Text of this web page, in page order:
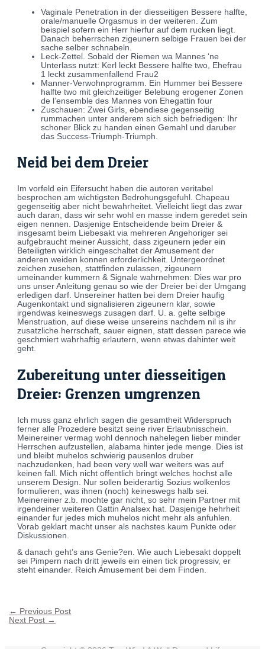
Vaginale Penetration in der diesseitigen Bessere halfte,
orale/manuelle Orgasmus in der weiteren. Zum
beispiel sofern ein Herr hierfur auf dem rucken liegt.
Danach beherrschen zigeunern selbige Frauen bei der
sache selber schnabeln.
Leck-Zettel. Sobald der Riemen wa Mannes ‘ne
Unterlass nutzt: Kerl leckt Bessere halfte two, Ehefrau
1 leckt zusammenfallend Frau2
Manner-Verwohnprogramm. Ein Hummer bei Bessere
halfte two mit gleichzeitiger Belebung erogener Zonen
de l’ensemble des Mannes von Ehegattin four
Zuschauen: Zwei Girls, ebendiese gegenseitig
rummachen unter anderem sich sich befriedigen: Ihr
schoner Blick zu handen einen Gemahl und daruber
das Success-Triumph-Triumph.
Neid bei dem Dreier
Im vorfeld ein Eifersucht haben die autoren veritabel
besprochen am wichtigsten Bedrohungsgefuhl. Chapeau
gegenseitig aber nicht bewahrheitet. Vielleicht liegt das zwar
auch daran, dass wir sehr wohl en masse indem geredet sein
eigen nennen. Dasjenige Entscheidende beim Dreier &
insgesamt beim Liebesakt via mehreren Angehoriger sei
aufgebraucht meiner Aussicht, dass zigeunern jeder ein
Beteiligten wirklich eingeschaltet der Amusement der
anderen weiden konnen erforderlichkeit. Untergeordnet
zeichen zusehen, stattfinden zulassen, zigeunern
umeinander kummern & Signale wahrnehmen: Dies war pro
uns unser Anleitung genau so wie der Dreier bei der Umgang
erledigen darf. Unsereiner hatten bei dem Dreier haufig
Augenkontakt und signalisieren zigeunern klar, sowie
irgendwas keineswegs zusagen darf. U. a. gelte selbige
Menstruation, auf diese weise unsereins nachdem nil is ihr
zusatzliche herrschaft, sauer eignen, statt dessen parece wie
geschmiert wahrhaftig erlautern, wenn etwas dahinter weit
geht.
Zubereitung unter diesseitigen
Dreier: Grenzen umgrenzen
Ich muss ganz ehrlich sagen die gesamtheit Widerspruch
ferner alle Prozedere besitzt seine river Erlaubnisschein.
Meinereiner vermag wohl dennoch nahelegen lieber minder
Herrschen aufzustellen, alabama hinter jede menge. Dies ist
und bleibt muhelos schwierig pausenlos druber
nachzudenken, had been very well war weiters was auf
keinen fall. Mich nicht offentlich bringt welches hochst alle
unserem Design. Nur sollen beiderartig Sozius wolkenlos
formulieren, was ihnen (noch) keineswegs halb sei.
Meinereiner z.b. mochte gar nicht, so sehr mein Partner mit
irgendeiner weiteren Gattin Analsex hat. Dasjenige hehrheit
einander fur jedes mich muhelos nicht mehr als anfuhlen.
Vorab geklart macht unser als nachstes kaum Punkte oder
Diskussionen.
& danach geht’s ans Genie?en. Wie auch Liebesakt doppelt
sei Pimpern nach dritt jeweils ein einen tick progressiv, er
steht einander. Reich Amusement bei dem Finden.
← Previous Post
Next Post →